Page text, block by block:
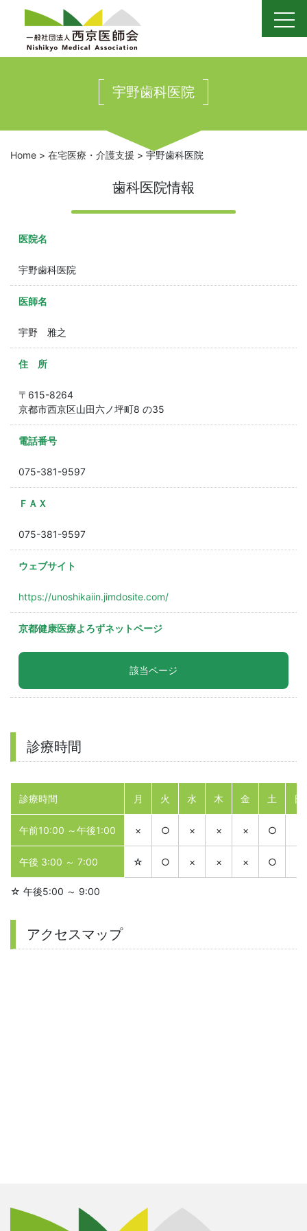
content
宇野歯科医院
Home > 在宅医療・介護支援 > 宇野歯科医院
歯科医院情報
医院名
宇野歯科医院
医師名
宇野 雅之
住 所
〒615-8264
京都市西京区山田六ノ坪町8 の35
電話番号
075-381-9597
ＦＡＸ
075-381-9597
ウェブサイト
https://unoshikaiin.jimdosite.com/
京都健康医療よろずネットページ
該当ページ
診療時間
診療時間 月 火 水 木 金 土 日
午前10:00 ～午後1:00 × ○ × × × ○
午後 3:00 ～ 7:00 ☆ ○ × × × ○
☆ 午後5:00 ～ 9:00
アクセスマップ